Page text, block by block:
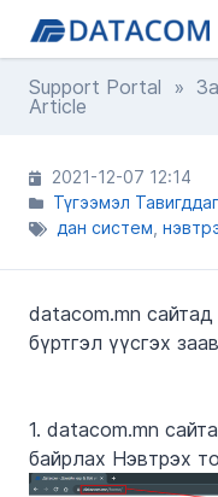
Support Portal »
Article
2021-12-07 12:14
Түгээмэл
дан систем
datacom.mn
бүртгэл үүсгэх
1. datacom.mn
байрлах Нэвтрэх